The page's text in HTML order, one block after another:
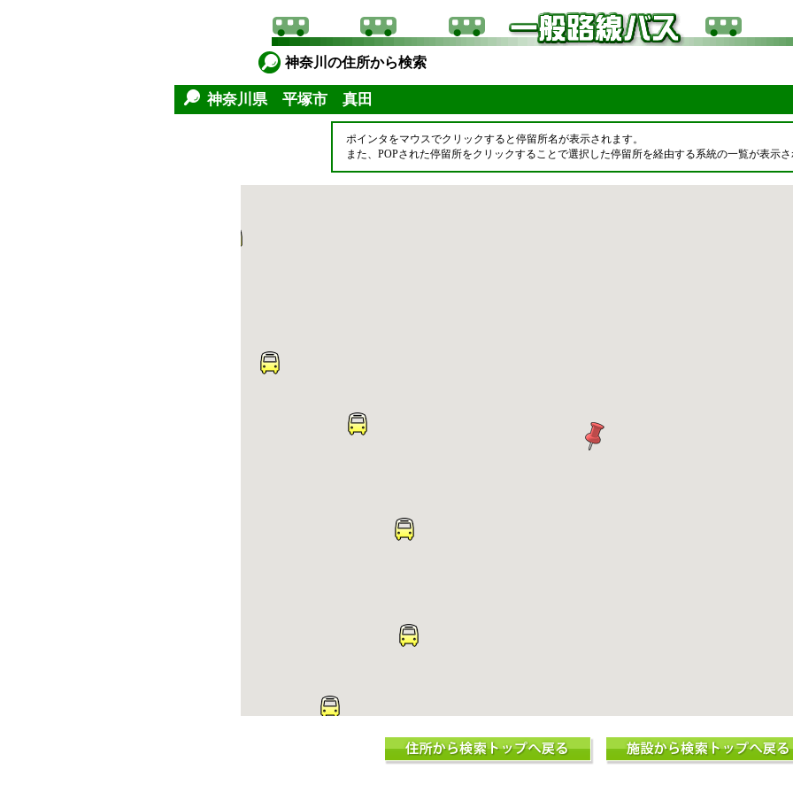
神奈川の住所から検索
神奈川県 平塚市 真田
ポインタをマウスでクリックすると停留所名が表示されます。
また、POPされた停留所をクリックすることで選択した停留所を経由する系統の一覧が表示